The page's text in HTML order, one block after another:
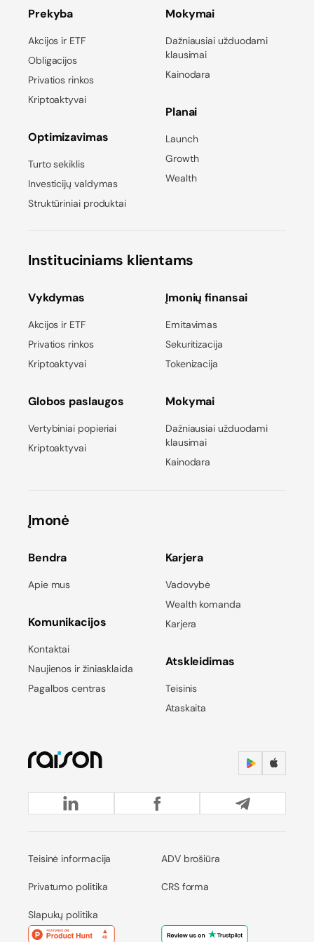
Prekyba
Akcijos ir ETF
Obligacijos
Privatios rinkos
Kriptoaktyvai
Optimizavimas
Turto sekiklis
Investicijų valdymas
Struktūriniai produktai
Mokymai
Dažniausiai užduodami
klausimai
Kainodara
Planai
Launch
Growth
Wealth
Instituciniams klientams
Vykdymas
Akcijos ir ETF
Privatios rinkos
Kriptoaktyvai
Globos paslaugos
Vertybiniai popieriai
Kriptoaktyvai
Įmonių finansai
Emitavimas
Sekuritizacija
Tokenizacija
Mokymai
Dažniausiai užduodami
klausimai
Kainodara
Įmonė
Bendra
Apie mus
Komunikacijos
Kontaktai
Naujienos ir žiniasklaida
Pagalbos centras
Karjera
Vadovybė
Wealth komanda
Karjera
Atskleidimas
Teisinis
Ataskaita
Teisinė informacija
Privatumo politika
Slapukų politika
ADV brošiūra
CRS forma